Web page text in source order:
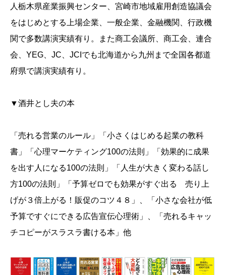
人栃木県産業振興センター、宮崎市地域雇用創造協議会
をはじめとする上場企業、一般企業、金融機関、行政機
関で多数講演実績有り。また商工会議所、商工会、連合
会、YEG、JC、JCIでも北海道から九州まで全国各都道
府県で講演実績有り。
▼酒井とし夫の本
「売れる営業のルール」「小さくはじめる起業の教科
書」「心理マーケティング100の法則」「効果的に成果
を出す人になる100の法則」「人生が大きく変わる話し
方100の法則」「予算ゼロでも効果がすぐ出る 売り上
げが３倍上がる！販促のコツ４８」、「小さな会社が低
予算ですぐにできる広告宣伝心理術」、「売れるキャッ
チコピーがスラスラ書ける本」他